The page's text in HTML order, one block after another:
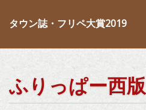
タウン誌・フリペ大賞2019
ふりっぱー西版